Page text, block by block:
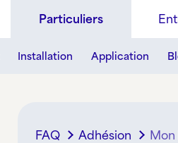
Particuliers
Installation Application
FAQ Adhésion